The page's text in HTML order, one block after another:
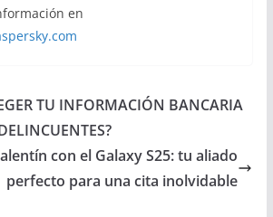
en
TU INFORMACIÓN BANCARIA
con el Galaxy S25: tu aliado
perfecto para una cita inolvidable